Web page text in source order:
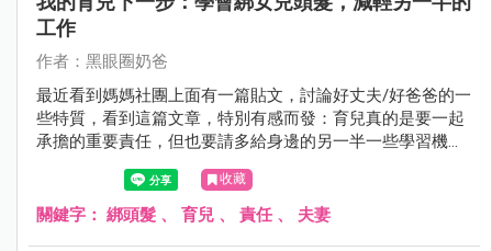
工作
作者：黑眼圈奶爸
最近看到媽媽社團上面有一篇貼文，討論好丈夫/好爸爸的一
些特質，看到這篇文章，特別有感而發：育兒真的是要一起
承擔的重要責任，但也要請多給身邊的另一半一些學習機
會，雖然剛開始可能做得不夠好，但是多給機會另一半成
長，總是慢慢會看到成果的。
收藏
關鍵字： 綁頭髮 、 育兒 、 責任 、 夫妻